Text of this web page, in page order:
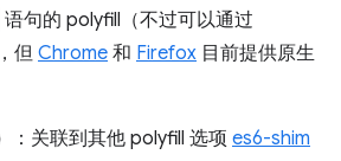
语句的 polyfill（不过可以通过
但 Chrome 和 Firefox 目前提供原生
：关联到其他 polyfill 选项 es6-shim